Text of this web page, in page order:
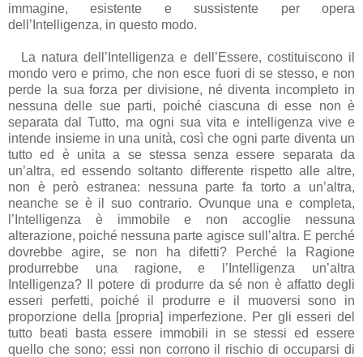
immagine, esistente e sussistente per opera
dell’Intelligenza, in questo modo.
La natura dell’Intelligenza e dell’Essere, costituiscono il
mondo vero e primo, che non esce fuori di se stesso, e non
perde la sua forza per divisione, né diventa incompleto in
nessuna delle sue parti, poiché ciascuna di esse non è
separata dal Tutto, ma ogni sua vita e intelligenza vive e
intende insieme in una unità, così che ogni parte diventa un
tutto ed è unita a se stessa senza essere separata da
un’altra, ed essendo soltanto differente rispetto alle altre,
non è però estranea: nessuna parte fa torto a un’altra,
neanche se è il suo contrario. Ovunque una e completa,
l’Intelligenza è immobile e non accoglie nessuna
alterazione, poiché nessuna parte agisce sull’altra. E perché
dovrebbe agire, se non ha difetti? Perché la Ragione
produrrebbe una ragione, e l’Intelligenza un’altra
Intelligenza? Il potere di produrre da sé non è affatto degli
esseri perfetti, poiché il produrre e il muoversi sono in
proporzione della [propria] imperfezione. Per gli esseri del
tutto beati basta essere immobili in se stessi ed essere
quello che sono; essi non corrono il rischio di occuparsi di